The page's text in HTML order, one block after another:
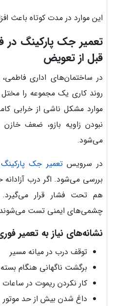
این موارد در مدت کوتاه باعث
تعمیر جک پارکینگ در
قبل از تعویض
در ساختمان‌های اداری
روند کاری یک مجموعه را مختل
موارد مشکل ناشی از خرابی
نبودن زاویه بازو، ضعف
می‌شود.
در سرویستعمیر جک پارکینگ
بررسی می‌شود. اگر درب
هم تحت فشار قرار
چشمی‌های ایمنی تست
نشانه‌های نیاز به تعمیر
توقف درب در میانه مسیر
برگشت ناگهانی هنگام
کار نکردن ریموت در
داغ شدن بیش از حد موتور